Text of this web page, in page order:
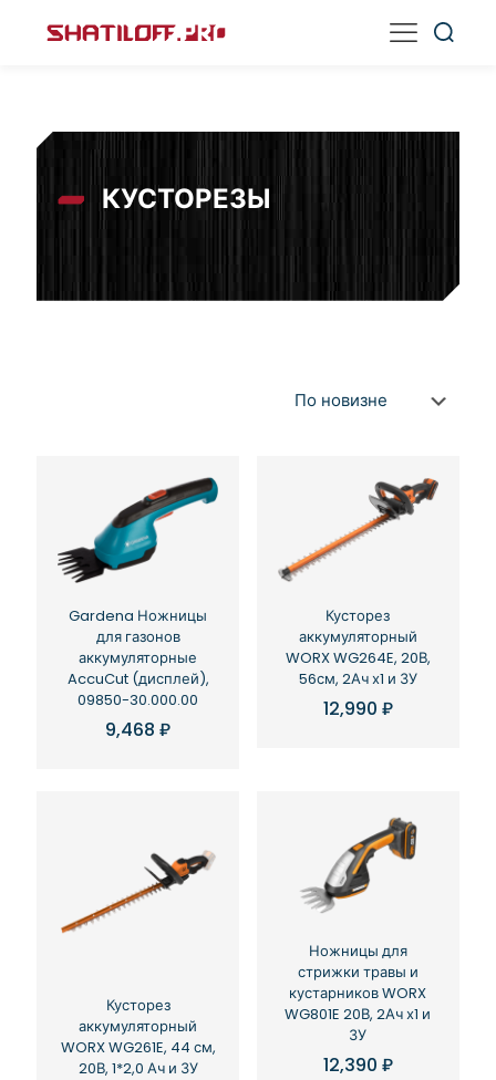
КУСТОРЕЗЫ
Gardena Ножницы
для газонов
аккумуляторные
AccuCut (дисплей),
09850-30.000.00
9,468₽
Кусторез
аккумуляторный
WORX WG264E, 20В,
56см, 2Ач х1 и ЗУ
12,990 ₽
Кусторез
аккумуляторный
WORX WG261E, 44 см,
20В, 1*2,0 Ач и ЗУ
Ножницы для
стрижки травы и
кустарников WORX
WG801E 20В, 2Ач х1 и
ЗУ
12,390 ₽